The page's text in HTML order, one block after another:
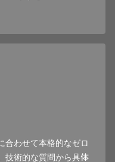
合わせて本格的なゼロ
技術的な質問から具体